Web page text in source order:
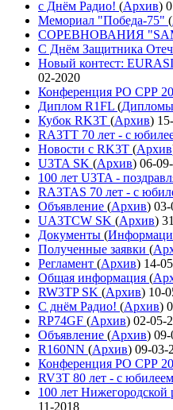
с Днём Радио! (Архив)
Мемориал "Победа-75" (
СОРЕВНОВАНИЯ
С Днём Защитника
Новый контест:
02-2020
Конференция РО СРР
Диплом R1FL (Дипломы
Кубок RK3T (Архив)
RA3TT 70 лет - с
Новости с RK3T (Архив
U3TA SK (Архив) 06-
100 лет U3TA -
RA3TAS 70 лет - с
Объявление (Архив) 03-
UA3TCW SK (Архив)
Документы (
Полученные заявки (
Регламент (Архив) 14-
Общая информация (
RW3TP SK (Архив) 10-
С днём Радио! (Архив)
RP74GF (Архив) 02-05-
Объявление (Архив) 09-
R160NN (Архив) 09-03-
Конференция РО СРР
RV3T 80 лет - с
100 лет Нижегородской
11-2018